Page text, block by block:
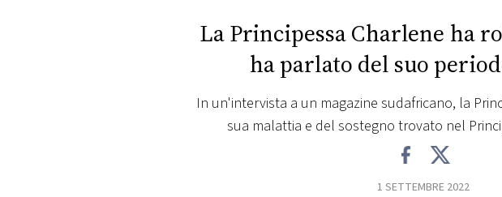
RADIO
RADIO
La Principessa Charlene ha
ha parlato del suo
In un'intervista a un magazine sudafricano, la
sua malattia e del sostegno trovato nel
1 SETTEMBRE 2022